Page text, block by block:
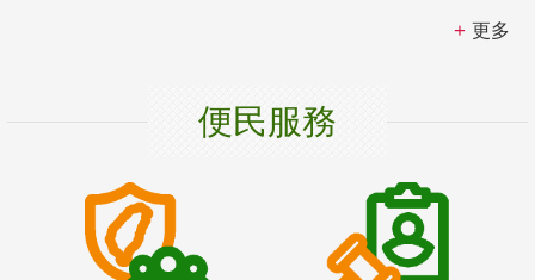
更多
便民服務